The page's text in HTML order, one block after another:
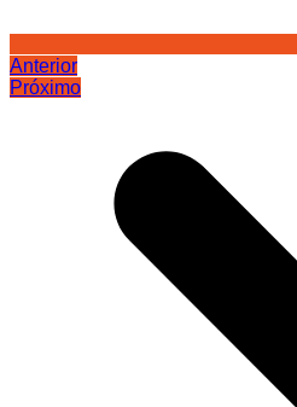
Anterior
Próximo